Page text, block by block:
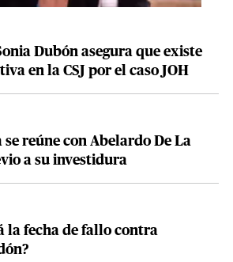
Dubón asegura que existe
en la CSJ por el caso JOH
reúne con Abelardo De La
a su investidura
la fecha de fallo contra